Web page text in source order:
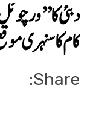
دبئی کا
کام کا سنہری
Share: